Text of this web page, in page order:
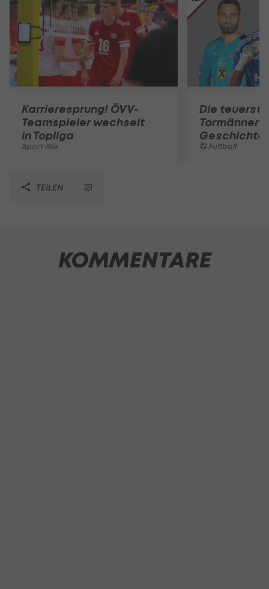
Karrieresprung! ÖVV-
Teamspieler wechselt
in Topliga
Sport-Mix
Die
Tormänner
Geschichte
Fußball
TEILEN
KOMMENTARE